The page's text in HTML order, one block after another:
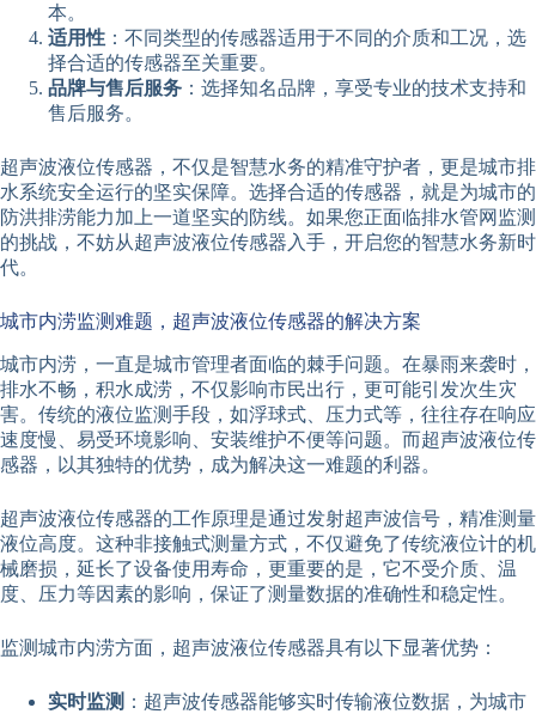
本。
适用性 ：不同类型的传感器适用于不同的介质和工况，选
择合适的传感器至关重要。
品牌与售后服务 ：选择知名品牌，享受专业的技术支持和
售后服务。
超声波液位传感器，不仅是智慧水务的精准守护者，更是城市排
水系统安全运行的坚实保障。选择合适的传感器，就是为城市的
防洪排涝能力加上一道坚实的防线。如果您正面临排水管网监测
的挑战，不妨从超声波液位传感器入手，开启您的智慧水务新时
代。
城市内涝监测难题，超声波液位传感器的解决方案
城市内涝，一直是城市管理者面临的棘手问题。在暴雨来袭时，
排水不畅，积水成涝，不仅影响市民出行，更可能引发次生灾
害。传统的液位监测手段，如浮球式、压力式等，往往存在响应
速度慢、易受环境影响、安装维护不便等问题。而超声波液位传
感器，以其独特的优势，成为解决这一难题的利器。
超声波液位传感器的工作原理是通过发射超声波信号，精准测量
液位高度。这种非接触式测量方式，不仅避免了传统液位计的机
械磨损，延长了设备使用寿命，更重要的是，它不受介质、温
度、压力等因素的影响，保证了测量数据的准确性和稳定性。
监测城市内涝方面，超声波液位传感器具有以下显著优势：
实时监测 ：超声波传感器能够实时传输液位数据，为城市